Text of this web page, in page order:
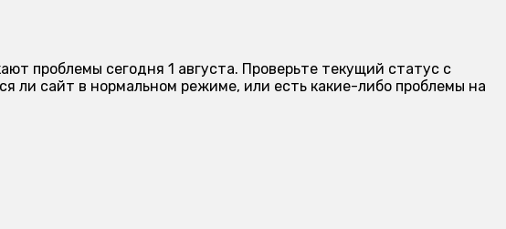
проблемы сегодня 1 августа. Проверьте текущий статус с
ли сайт в нормальном режиме, или есть какие-либо проблемы на